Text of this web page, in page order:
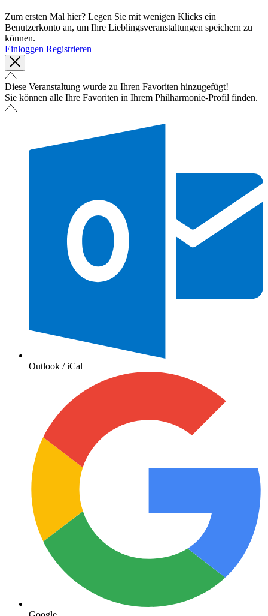
Zum ersten Mal hier? Legen Sie mit wenigen Klicks ein
Benutzerkonto an, um Ihre Lieblingsveranstaltungen speichern zu
können.
Einloggen Registrieren
Diese Veranstaltung wurde zu Ihren Favoriten hinzugefügt!
Sie können alle Ihre Favoriten in Ihrem Philharmonie-Profil finden.
Outlook / iCal